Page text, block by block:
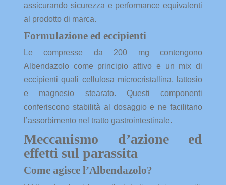
assicurando sicurezza e performance equivalenti
al prodotto di marca.
Formulazione ed eccipienti
Le compresse da 200 mg contengono
Albendazolo come principio attivo e un mix di
eccipienti quali cellulosa microcristallina, lattosio
e magnesio stearato. Questi componenti
conferiscono stabilità al dosaggio e ne facilitano
l’assorbimento nel tratto gastrointestinale.
Meccanismo d’azione ed
effetti sul parassita
Come agisce l’Albendazolo?